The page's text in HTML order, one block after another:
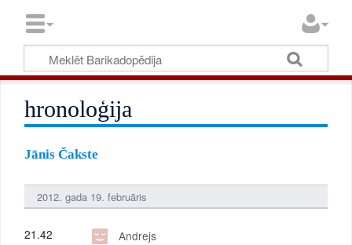
hronoloģija
Jānis Čakste
2012. gada 19. februāris
Andrejs
21.42